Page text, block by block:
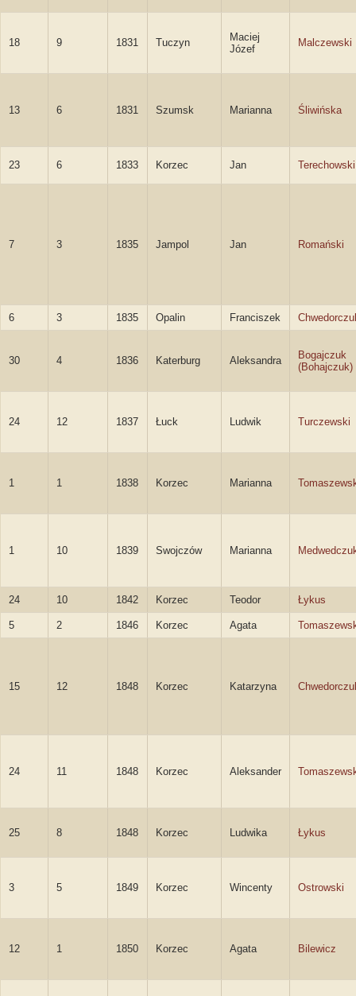
18 9 1831 Tuczyn
Maciej
Józef
Malczewski
13 6 1831 Szumsk Marianna Śliwińska
23 6 1833 Korzec Jan Terechowski
7 3 1835 Jampol Jan Romański
6 3 1835 Opalin Franciszek
30 4 1836 Katerburg Aleksandra
Bogajczuk
(Bohajczuk)
24 12 1837 Łuck Ludwik Turczewski
1 1 1838 Korzec Marianna
1 10 1839 Swojczów Marianna
24 10 1842 Korzec Teodor Łykus
5 2 1846 Korzec Agata
15 12 1848 Korzec Katarzyna
24 11 1848 Korzec Aleksander
25 8 1848 Korzec Ludwika Łykus
3 5 1849 Korzec Wincenty Ostrowski
12 1 1850 Korzec Agata Bilewicz